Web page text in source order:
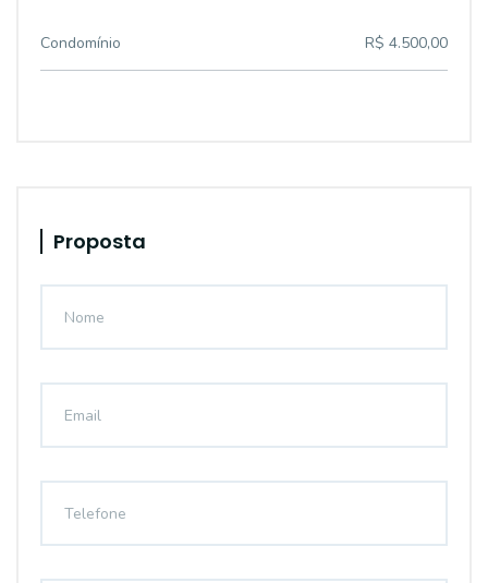
Condomínio R$ 4.500,00
Proposta